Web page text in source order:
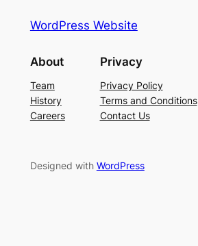
WordPress Website
About
Team
History
Careers
Privacy
Privacy Policy
Terms and Conditions
Contact Us
Designed with WordPress